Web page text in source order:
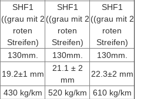
SHF1
((grau mit 2
roten
Streifen)
SHF1
((grau mit 2
roten
Streifen)
SHF1
((grau mit 2
roten
Streifen)
130mm. 130mm.
130mm.
19.2±1 mm
21.1 ± 2
mm
22.3±2 mm
430 kg/km 520 kg/km
610 kg/km